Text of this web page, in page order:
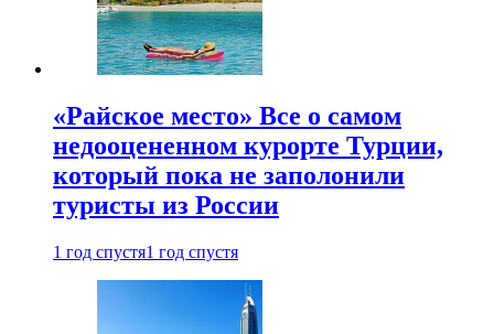
«Райское место» Все о самом
недооцененном курорте Турции,
который пока не заполонили
туристы из России
1 год спустя1 год спустя